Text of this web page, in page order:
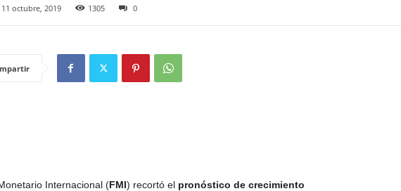
11 octubre, 2019 1305 0
Internacional (FMI) recortó el pronóstico de crecimiento